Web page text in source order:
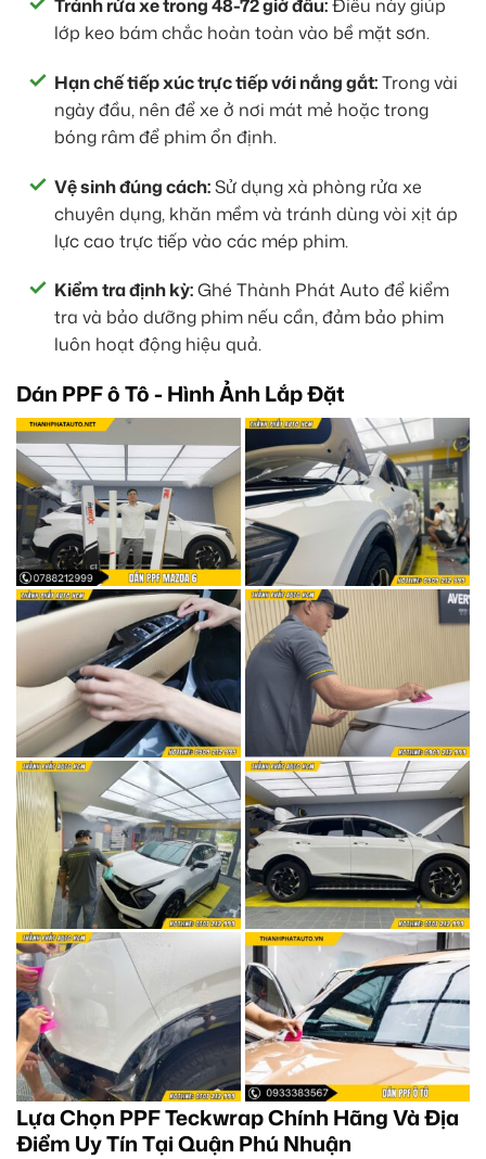
Tránh rửa xe trong 48-72 giờ đầu:Điều này giúp
lớp keo bám chắc hoàn toàn vào bề mặt sơn.
Hạn chế tiếp xúc trực tiếp với nắng gắt:Trong vài
ngày đầu, nên để xe ở nơi mát mẻ hoặc trong
bóng râm để phim ổn định.
Vệ sinh đúng cách:Sử dụng xà phòng rửa xe
chuyên dụng, khăn mềm và tránh dùng vòi xịt áp
lực cao trực tiếp vào các mép phim.
Kiểm tra định kỳ:Ghé Thành Phát Auto để kiểm
tra và bảo dưỡng phim nếu cần, đảm bảo phim
luôn hoạt động hiệu quả.
Dán PPF ô Tô - Hình Ảnh Lắp Đặt
Lựa Chọn PPF Teckwrap Chính Hãng Và Địa
Điểm Uy Tín Tại Quận Phú Nhuận